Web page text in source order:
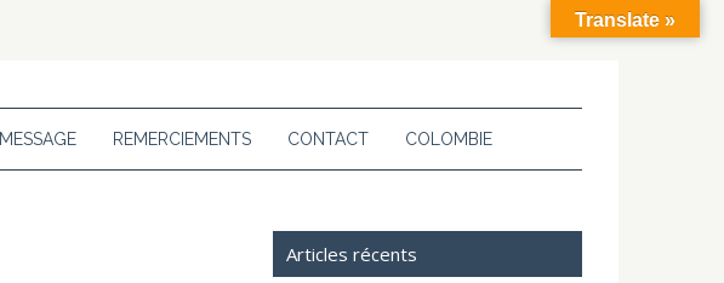
MESSAGE REMERCIEMENTS CONTACT COLOMBIE
Articles récents
Translate »